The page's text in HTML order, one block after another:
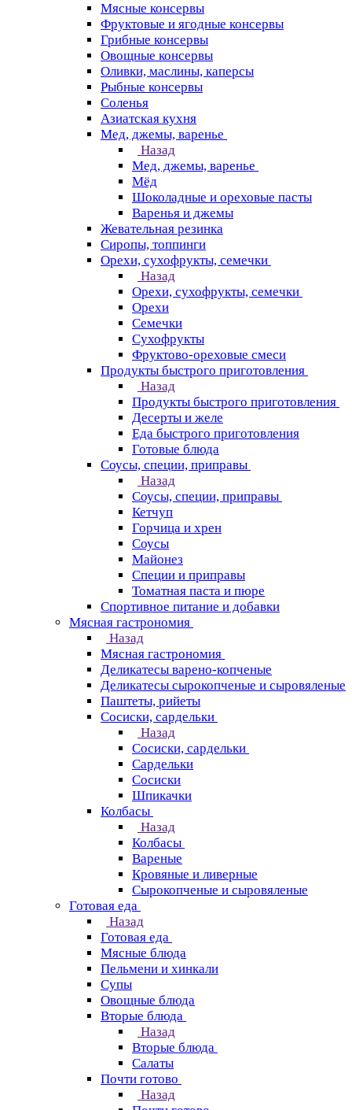
Мясные консервы
Фруктовые и ягодные консервы
Грибные консервы
Овощные консервы
Оливки, маслины, каперсы
Рыбные консервы
Соленья
Азиатская кухня
Мед, джемы, варенье
Назад
Мед, джемы, варенье
Мёд
Шоколадные и ореховые пасты
Варенья и джемы
Жевательная резинка
Сиропы, топпинги
Орехи, сухофрукты, семечки
Назад
Орехи, сухофрукты, семечки
Орехи
Семечки
Сухофрукты
Фруктово-ореховые смеси
Продукты быстрого приготовления
Назад
Продукты быстрого приготовления
Десерты и желе
Еда быстрого приготовления
Готовые блюда
Соусы, специи, приправы
Назад
Соусы, специи, приправы
Кетчуп
Горчица и хрен
Соусы
Майонез
Специи и приправы
Томатная паста и пюре
Спортивное питание и добавки
Мясная гастрономия
Назад
Мясная гастрономия
Деликатесы варено-копченые
Деликатесы сырокопченые и сыровяленые
Паштеты, рийеты
Сосиски, сардельки
Назад
Сосиски, сардельки
Сардельки
Сосиски
Шпикачки
Колбасы
Назад
Колбасы
Вареные
Кровяные и ливерные
Сырокопченые и сыровяленые
Готовая еда
Назад
Готовая еда
Мясные блюда
Пельмени и хинкали
Супы
Овощные блюда
Вторые блюда
Назад
Вторые блюда
Салаты
Почти готово
Назад